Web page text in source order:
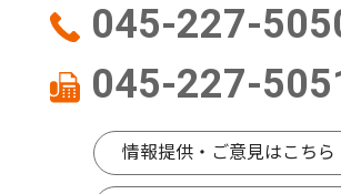
045-227-
045-227-
情報提供・ご意見はこちら